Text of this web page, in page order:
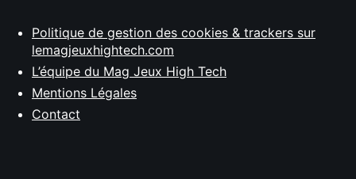
Politique de gestion des cookies & trackers sur
lemagjeuxhightech.com
L’équipe du Mag Jeux High Tech
Mentions Légales
Contact